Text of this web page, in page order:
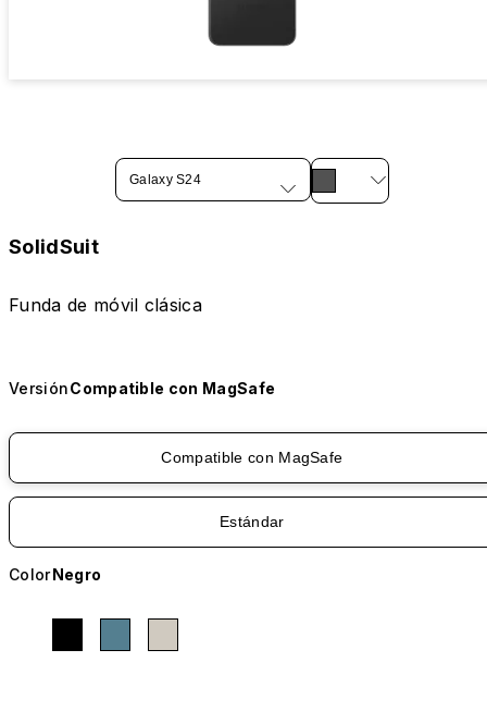
Galaxy S24
SolidSuit
Funda de móvil clásica
VersiónCompatible con MagSafe
Compatible con MagSafe
Estándar
ColorNegro